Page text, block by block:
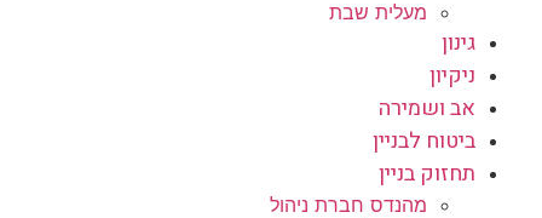
מעלית שבת
גינון
ניקיון
אב ושמירה
ביטוח לבניין
תחזוק בניין
מהנדס חברת ניהול